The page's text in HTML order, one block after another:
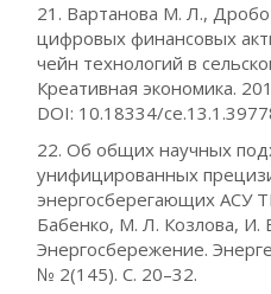
21. Вартанова М. Л.,
цифровых финансовых
чейн технологий в
Креативная экономика.
DOI: 10.18334/
22. Об общих научных
унифицированных
энергосберегающих АСУ
Бабенко, М. Л. Козлова,
Энергосбережение.
№ 2(145). С. 20–32.